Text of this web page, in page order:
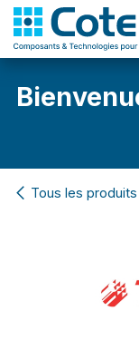
Tous les produits